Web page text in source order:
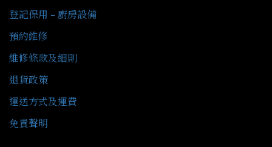
登記保用 - 廚房設備
預約維修
維修條款及細則
退貨政策
運送方式及運費
免責聲明